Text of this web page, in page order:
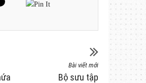
Bài viết mới
Bộ sưu tập